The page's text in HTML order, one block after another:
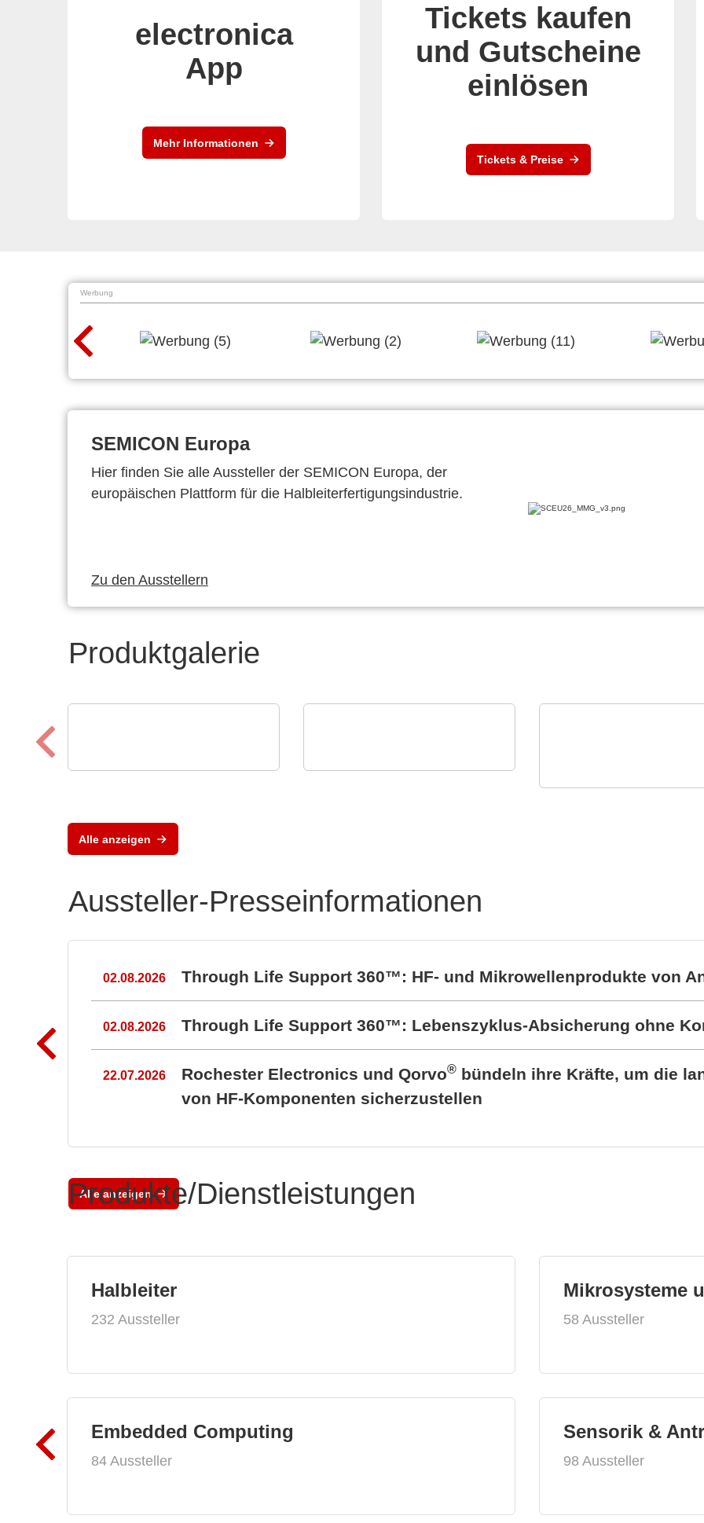
electronica
App
Mehr Informationen
Tickets kaufen
und Gutscheine
einlösen
Tickets & Preise
Werbung
SEMICON Europa
Hier finden Sie alle Aussteller der SEMICON Europa, der
europäischen Plattform für die Halbleiterfertigungsindustrie.
Zu den Ausstellern
Produktgalerie
Alle anzeigen
Aussteller-Presseinformationen
02.08.2026 Through Life Support 360™: HF- und Mikrowellenprodukte von
02.08.2026 Through Life Support 360™: Lebenszyklus-Absicherung ohne
22.07.2026 Rochester Electronics und Qorvo® bündeln ihre Kräfte, um die
von HF-Komponenten sicherzustellen
Alle anzeigen
Produkte/Dienstleistungen
Halbleiter
232 Aussteller
Embedded Computing
84 Aussteller
Mikrosysteme
58 Aussteller
Sensorik &
98 Aussteller